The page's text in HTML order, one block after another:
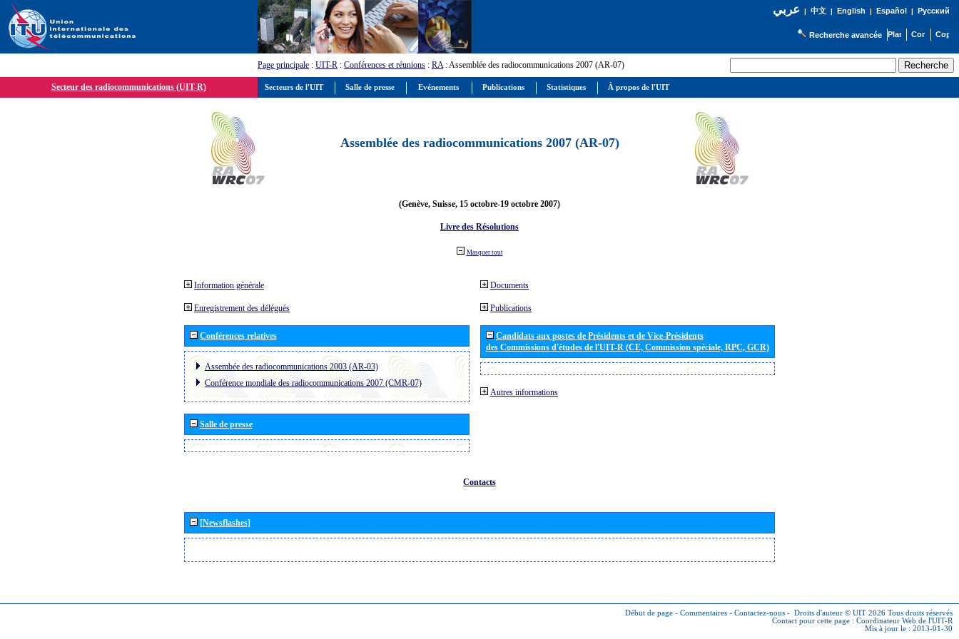
عربي| 中文| English | Español | Русский
Recherche avancée
Page principale : UIT-R : Conférences et réunions : RA: Assemblée des radiocommunications 2007 (AR-07)
Secteur des radiocommunications (UIT-R)
Assemblée des radiocommunications 2007 (AR-07)
(Genève, Suisse, 15 octobre-19 octobre 2007)
Livre des Résolutions
Masquer tout
Information générale
Enregistrement des délégués
Conférences relatives
Assembée des radiocommunications 2003 (AR-03)
Conférence mondiale des radiocommunications 2007 (CMR-07)
Salle de presse
Documents
Publications
Candidats aux postes de Présidents et de Vice-Présidents
des Commissions d'études de l'UIT-R (CE, Commission spéciale, RPC, GCR)
Autres informations
Contacts
[Newsflashes]
Début de page - Commentaires - Contactez-nous - Droits d'auteur © UIT 2026 Tous droits réservés
Contact pour cette page : Coordinateur Web de l'UIT-R
Mis à jour le : 2013-01-30
Secteurs de l'UIT Salle de presse Evénements Publications Statistiques À propos de l'UIT